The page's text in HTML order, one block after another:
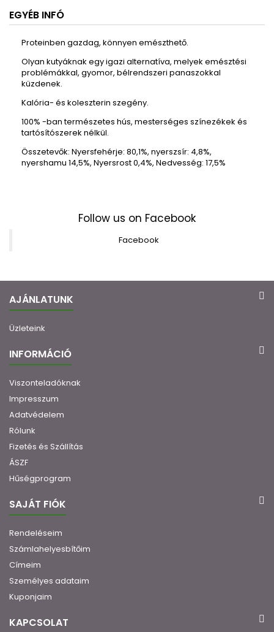
EGYÉB INFÓ
Proteinben gazdag, könnyen emészthető.
Olyan kutyáknak egy igazi alternatíva, melyek emésztési
problémákkal, gyomor, bélrendszeri panaszokkal
küzdenek.
Kalória- és koleszterin szegény.
100% -ban természetes hús, mesterséges színezékek és
tartósítószerek nélkül.
Összetevők: Nyersfehérje: 80,1%, nyerszsír: 4,8%,
nyershamu 14,5%, Nyersrost0,4%, Nedvesség: 17,5%
Follow us on Facebook
Facebook
AJÁNLATUNK
Üzleteink
INFORMÁCIÓ
Viszonteladóknak
Impresszum
Adatvédelem
Rólunk
Fizetés és Szállítás
ÁSZF
Hűségprogram
SAJÁT FIÓK
Rendeléseim
Számlahelyesbítőim
Címeim
Személyes adataim
Kuponjaim
KAPCSOLAT